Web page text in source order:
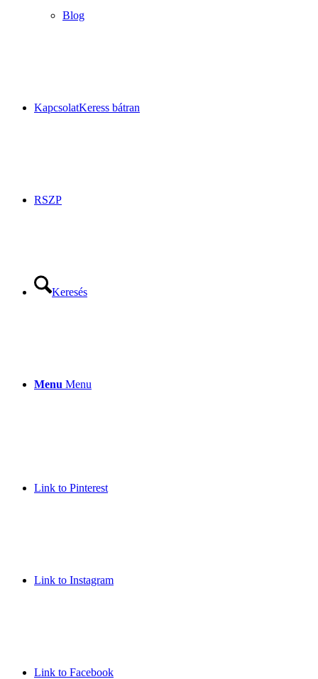
Blog
KapcsolatKeress bátran
RSZP
Keresés
Menu Menu
Link to Pinterest
Link to Instagram
Link to Facebook